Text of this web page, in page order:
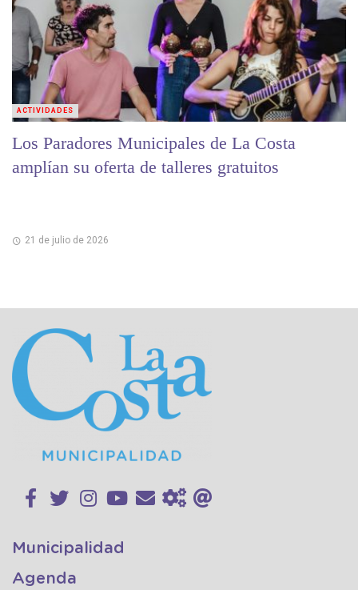
Los Paradores Municipales de La Costa
amplían su oferta de talleres gratuitos
21 de julio de 2026
ACTIVIDADES
Municipalidad
Agenda